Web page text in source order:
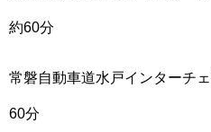
約60分
常磐自動車道水戸インターチ
60分